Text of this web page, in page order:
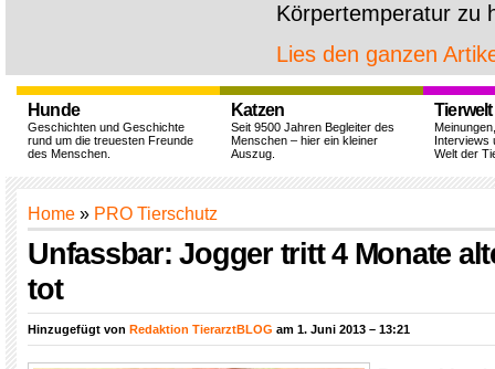
Körpertemperatur zu
Lies den ganzen
Hunde
Geschichten und Geschichte
rund um die treuesten Freunde
des Menschen.
Katzen
Seit 9500 Jahren Begleiter des
Menschen – hier ein kleiner
Auszug.
Tierwelt
Interviews
Welt der
Home » PRO Tierschutz
Unfassbar: Jogger tritt 4 Monate
tot
Hinzugefügt von Redaktion TierarztBLOG am 1. Juni 2013 – 13:21